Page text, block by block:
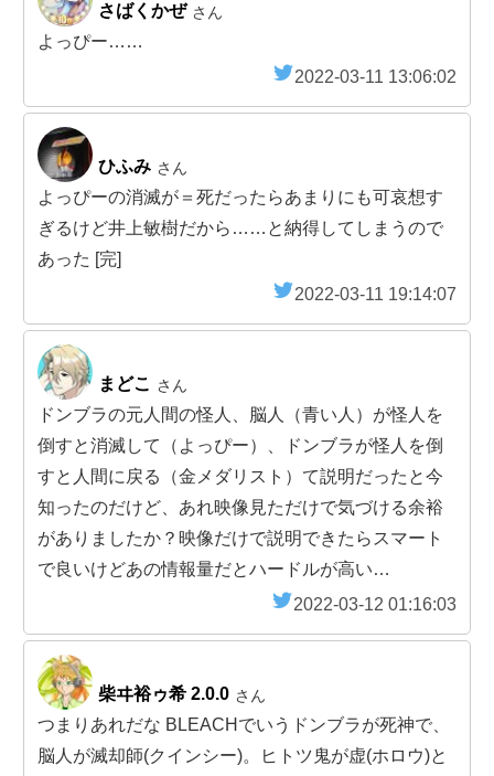
さばくかぜ さん
よっぴー……
2022-03-11 13:06:02
ひふみ さん
よっぴーの消滅が＝死だったらあまりにも可哀想す
ぎるけど井上敏樹だから……と納得してしまうので
あった [完]
2022-03-11 19:14:07
まどこ さん
ドンブラの元人間の怪人、脳人（青い人）が怪人を
倒すと消滅して（よっぴー）、ドンブラが怪人を倒
すと人間に戻る（金メダリスト）て説明だったと今
知ったのだけど、あれ映像見ただけで気づける余裕
がありましたか？映像だけで説明できたらスマート
で良いけどあの情報量だとハードルが高い…
2022-03-12 01:16:03
柴ヰ裕ゥ希 2.0.0 さん
つまりあれだな BLEACHでいうドンブラが死神で、
脳人が滅却師(クインシー)。ヒトツ鬼が虚(ホロウ)と